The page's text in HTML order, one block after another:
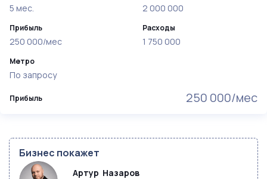
Прибыль 250 000/мес
5 мес.
Прибыль
250 000/мес
2 000 000
Расходы
1 750 000
Метро
По запросу
Бизнес покажет
Артур  Назаров